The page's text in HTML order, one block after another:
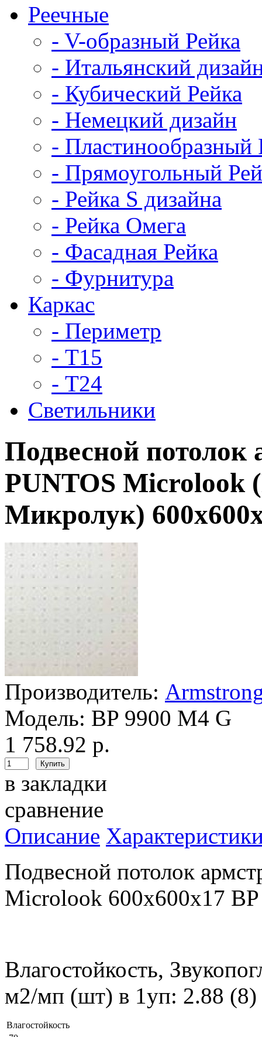
Реечные
- V-образный Рейка
- Итальянский
- Кубический Рейка
- Немецкий дизайн
- Пластинообразный
- Прямоугольный
- Рейка S дизайна
- Рейка Омега
- Фасадная Рейка
- Фурнитура
Каркас
- Периметр
- Т15
- Т24
Светильники
Подвесной потолок
PUNTOS
Микролук)
Производитель:
Модель: BP 9900 M4 G
1 758.92 р.
в закладки
сравнение
Описание
Подвесной потолок
Microlook 600x600x17
Влагостойкость,
м2/мп (шт) в 1уп: 2.88 (8)
Влагостойкость